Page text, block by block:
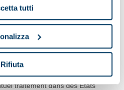
tutti
Rifiuta
je confirme la demande du
données pour les finalités du
traitement prévue dans ladite note
traitement dans des États